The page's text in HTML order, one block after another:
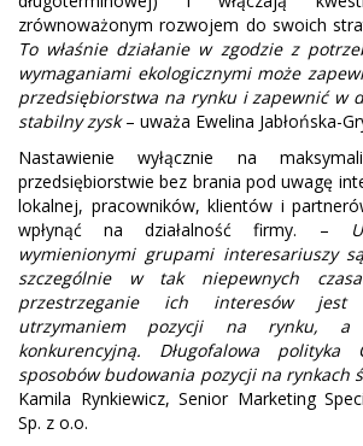
zrównoważonym rozwojem do swoich
To właśnie działanie w zgodzie z
wymaganiami ekologicznymi może
przedsiębiorstwa na rynku i zapewnić w
stabilny zysk– uważa Ewelina Jabłońska-
Nastawienie wyłącznie na
przedsiębiorstwie bez brania pod uwagę
lokalnej, pracowników, klientów i
wpłynąć na działalność firmy. –
wymienionymi grupami interesariuszy
szczególnie w tak niepewnych
przestrzeganie ich interesów jest
utrzymaniem pozycji na rynku, a
konkurencyjną. Długofalowa
sposobów budowania pozycji na rynkach
Kamila Rynkiewicz, Senior Marketing
Sp. z o.o.